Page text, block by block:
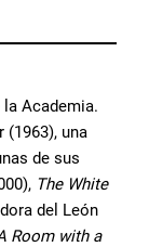
Academia.
una
de sus
The White
del León
Room with a